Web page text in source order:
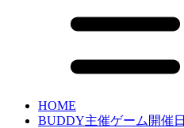
HOME
BUDDY主催ゲーム開催日